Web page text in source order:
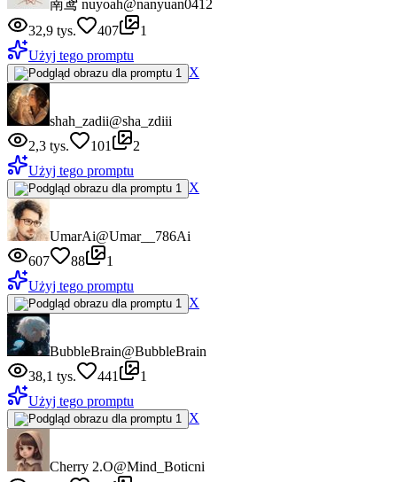
南鸢 nuyoah@nanyuan0412
32,9 tys.
407
1
Użyj tego promptu
X
shah_zadii@sha_zdiii
2,3 tys.
101
2
Użyj tego promptu
X
UmarAi@Umar__786Ai
607
88
1
Użyj tego promptu
X
BubbleBrain@BubbleBrain
38,1 tys.
441
1
Użyj tego promptu
X
Cherry 2.O@Mind_Boticni